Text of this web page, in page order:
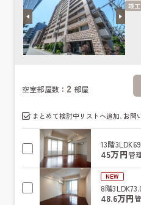
竣工
空室部屋数： 2 部屋
まとめて検討中リストへ追加､お問
13階3LDK
45万円管
NEW
8階3LDK
48.6万円